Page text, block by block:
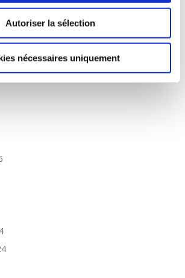
Autoriser la sélection
nécessaires uniquement
2026
récents
2017 – Chalon sur Saône – Concert